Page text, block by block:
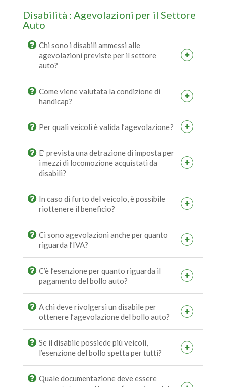
Disabilità : Agevolazioni per il Settore
Auto
Chi sono i disabili ammessi alle
agevolazioni previste per il settore
auto?
Come viene valutata la condizione di
handicap?
Per quali veicoli è valida l’agevolazione?
E’ prevista una detrazione di imposta per
i mezzi di locomozione acquistati da
disabili?
In caso di furto del veicolo, è possibile
riottenere il beneficio?
Ci sono agevolazioni anche per quanto
riguarda l’IVA?
C’è l’esenzione per quanto riguarda il
pagamento del bollo auto?
A chi deve rivolgersi un disabile per
ottenere l’agevolazione del bollo auto?
Se il disabile possiede più veicoli,
l’esenzione del bollo spetta per tutti?
Quale documentazione deve essere